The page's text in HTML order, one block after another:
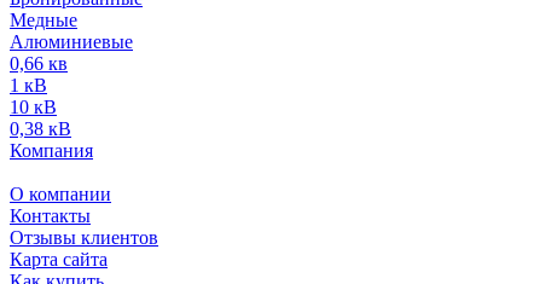
Медные
Алюминиевые
0,66 кв
1 кВ
10 кВ
0,38 кВ
Компания
О компании
Контакты
Отзывы клиентов
Карта сайта